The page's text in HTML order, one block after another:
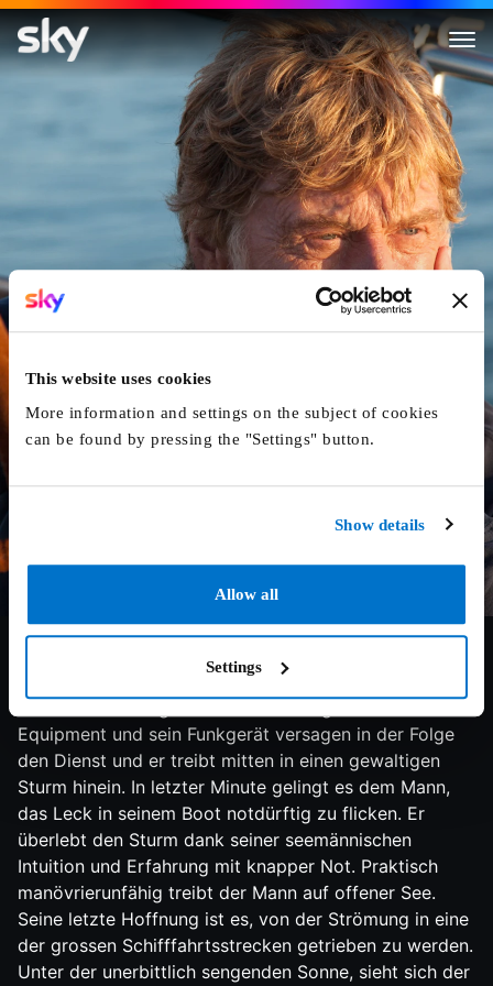
This website uses cookies
More information and settings on the subject of cookies
can be found by pressing the "Settings" button.
Show details
Allow all
Settings
All Is Lost
6.6/10 2013 106 min Abenteuer
Mitten auf dem indischen Ozean wird ein Mann jäh aus
Segelyacht hat einen im offenen Meer treibenden
Schiffscontainer gerammt. Sein Navigations-
Equipment und sein Funkgerät versagen in der Folge
den Dienst und er treibt mitten in einen gewaltigen
Sturm hinein. In letzter Minute gelingt es dem Mann,
das Leck in seinem Boot notdürftig zu flicken. Er
überlebt den Sturm dank seiner seemännischen
Intuition und Erfahrung mit knapper Not. Praktisch
manövrierunfähig treibt der Mann auf offener See.
Seine letzte Hoffnung ist es, von der Strömung in eine
der grossen Schifffahrtsstrecken getrieben zu werden.
Unter der unerbittlich sengenden Sonne, sieht sich der